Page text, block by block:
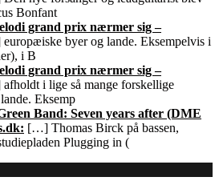
Bonfant
grand prix nærmer sig –
byer og lande. Eksempelvis i
i B
grand prix nærmer sig –
i lige så mange forskellige
Eksemp
Band: Seven years after (DME
[…] Thomas Birck på bassen,
Plugging in (